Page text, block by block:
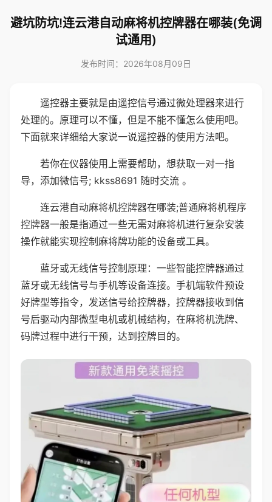
避坑防坑!连云港自动麻将机控牌器在哪装(免调
试通用)
发布时间：2026年08月09日
遥控器主要就是由遥控信号通过微处理器来进行
处理的。原理可以不懂，但是不能不懂怎么使用吧。
下面就来详细给大家说一说遥控器的使用方法吧。
若你在仪器使用上需要帮助，想获取一对一指
导，添加微信号; kkss8691 随时交流 。
连云港自动麻将机控牌器在哪装;普通麻将机程序
控牌器一般是指通过一些无需对麻将机进行复杂安装
操作就能实现控制麻将牌功能的设备或工具。
蓝牙或无线信号控制原理：一些智能控牌器通过
蓝牙或无线信号与手机等设备连接。手机端软件预设
好牌型等指令，发送信号给控牌器，控牌器接收到信
号后驱动内部微型电机或机械结构，在麻将机洗牌、
码牌过程中进行干预，达到控牌目的。